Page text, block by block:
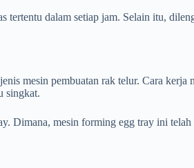
tertentu dalam setiap jam. Selain itu,
mesin pembuatan rak telur. Cara
singkat.
Dimana, mesin forming egg tray ini